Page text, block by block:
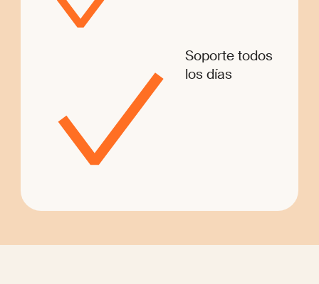
Soporte todos
los días